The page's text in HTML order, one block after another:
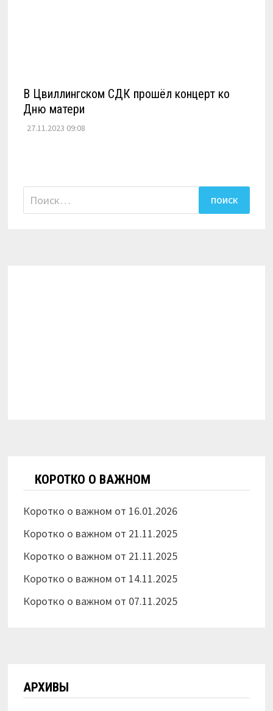
В Цвиллингском СДК прошёл концерт ко
Дню матери
27.11.2023 09:08
Найти:
КОРОТКО О ВАЖНОМ
Коротко о важном от 16.01.2026
Коротко о важном от 21.11.2025
Коротко о важном от 21.11.2025
Коротко о важном от 14.11.2025
Коротко о важном от 07.11.2025
АРХИВЫ